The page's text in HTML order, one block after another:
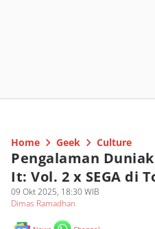
Home Geek Culture
Pengalaman
It: Vol. 2 x SEGA di
09 Okt 2025, 18:30 WIB
Dimas Ramadhan